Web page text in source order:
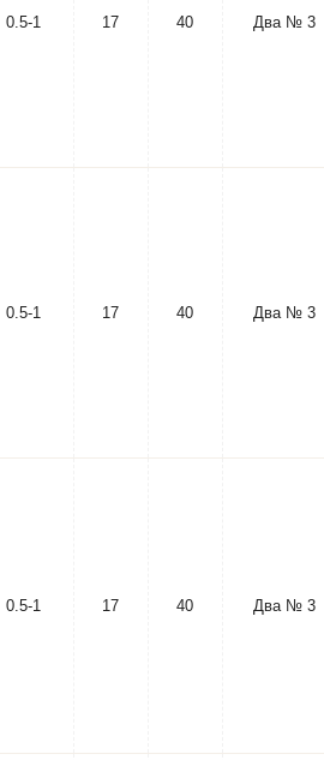
0.5-1 17 40 Два № 3
0.5-1 17 40 Два № 3
0.5-1 17 40 Два № 3